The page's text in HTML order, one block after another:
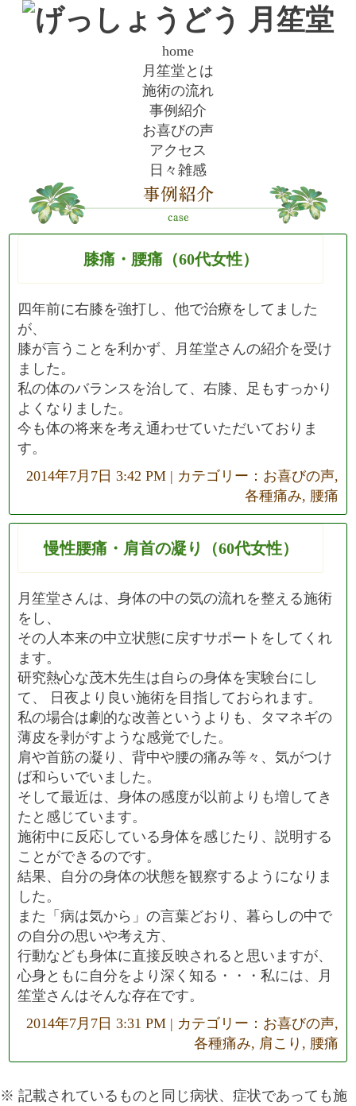
home
月笙堂とは
施術の流れ
事例紹介
お喜びの声
アクセス
日々雑感
膝痛・腰痛（60代女性）
四年前に右膝を強打し、他で治療をしてました
が、
膝が言うことを利かず、月笙堂さんの紹介を受け
ました。
私の体のバランスを治して、右膝、足もすっかり
よくなりました。
今も体の将来を考え通わせていただいておりま
す。
2014年7月7日 3:42 PM | カテゴリー： お喜びの声,
各種痛み, 腰痛
慢性腰痛・肩首の凝り（60代女性）
月笙堂さんは、身体の中の気の流れを整える施術
をし、
その人本来の中立状態に戻すサポートをしてくれ
ます。
研究熱心な茂木先生は自らの身体を実験台にし
て、 日夜より良い施術を目指しておられます。
私の場合は劇的な改善というよりも、タマネギの
薄皮を剥がすような感覚でした。
肩や首筋の凝り、背中や腰の痛み等々、気がつけ
ば和らいでいました。
そして最近は、身体の感度が以前よりも増してき
たと感じています。
施術中に反応している身体を感じたり、説明する
ことができるのです。
結果、自分の身体の状態を観察するようになりま
した。
また「病は気から」の言葉どおり、暮らしの中で
の自分の思いや考え方、
行動なども身体に直接反映されると思いますが、
心身ともに自分をより深く知る・・・私には、月
笙堂さんはそんな存在です。
2014年7月7日 3:31 PM | カテゴリー： お喜びの声,
各種痛み, 肩こり , 腰痛
※ 記載されているものと同じ病状、症状であっても施